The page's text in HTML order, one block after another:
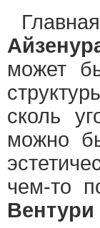
может
сколь
можно
чем-то
Вентури